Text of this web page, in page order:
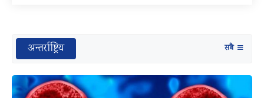
अन्तर्राष्ट्रिय सबै